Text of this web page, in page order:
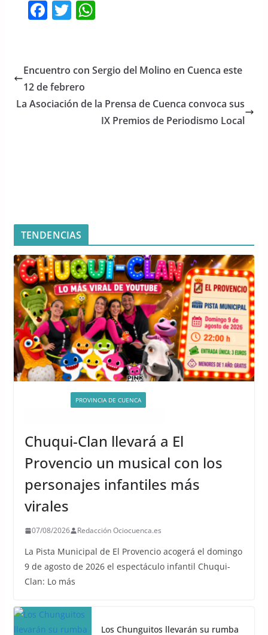
F
e
b
o
T
er
W
s
p
p
Encuentro con Sergio del Molino en Cuenca este
12 de febrero
La Asociación de la Prensa de Cuenca convoca sus
IX Premios de Periodismo Local
TENDENCIAS
PROVINCIA DE CUENCA
Chuqui-Clan llevará a El
Provencio un musical con los
personajes infantiles más
virales
07/08/2026 Redacción Ociocuenca.es
La Pista Municipal de El Provencio acogerá el domingo
9 de agosto de 2026 el espectáculo infantil Chuqui-
Clan: Lo más
Los Chunguitos llevarán su rumba